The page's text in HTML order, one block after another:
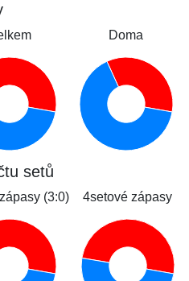
Doma
setů
(3:0) 4setové zápasy